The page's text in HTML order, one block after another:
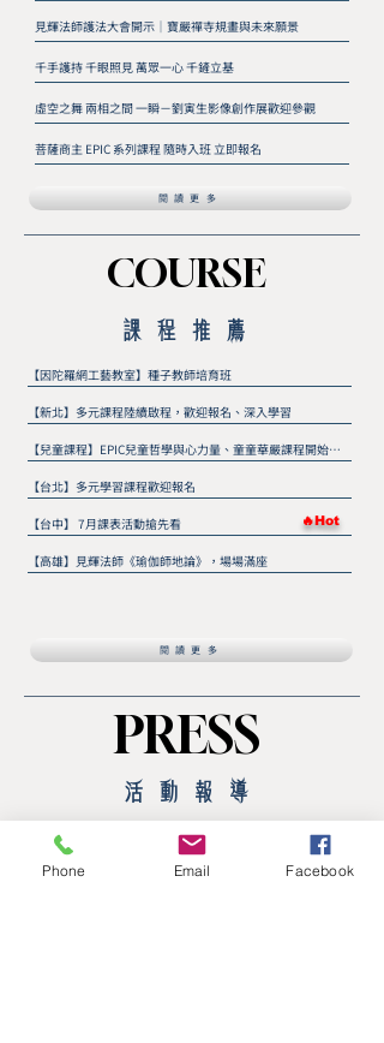
見輝法師護法大會開示｜寶嚴禪寺規畫與未來願景
千手護持 千眼照見 萬眾一心 千鏟立基
虛空之舞 兩相之間 一瞬－劉寅生影像創作展歡迎參觀
菩薩商主 EPIC 系列課程 隨時入班 立即報名
閱讀更多
COURSE
COURSE
​課程推薦
🔥Hot
【因陀羅網工藝教室】種子教師培育班
【新北】多元課程陸續啟程，歡迎報名、深入學習
【兒童課程】EPIC兒童哲學與心力量、童童華嚴課程開始報名
【台北】多元學習課程歡迎報名
【台中】 7月課表活動搶先看
【高雄】見輝法師《瑜伽師地論》，場場滿座
閱讀更多
PRESS
PRESS
​活動報導
盂蘭盆梁皇寶懺法會啟建前 眾人齊心成就莊嚴壇場
八月EPIC企業專班｜走進《十牛圖・尋牛》，在經營中尋回初心
🔥Hot
Phone Email Facebook